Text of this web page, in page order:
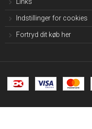
Indstillinger for cookies
Fortryd dit køb her